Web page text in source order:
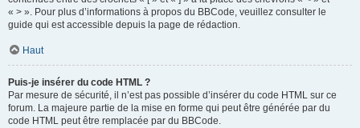
« > ». Pour plus d’informations à propos du BBCode, veuillez consulter le
guide qui est accessible depuis la page de rédaction.
Haut
Puis-je insérer du code HTML ?
Par mesure de sécurité, il n’est pas possible d’insérer du code HTML sur ce
forum. La majeure partie de la mise en forme qui peut être générée par du
code HTML peut être remplacée par du BBCode.